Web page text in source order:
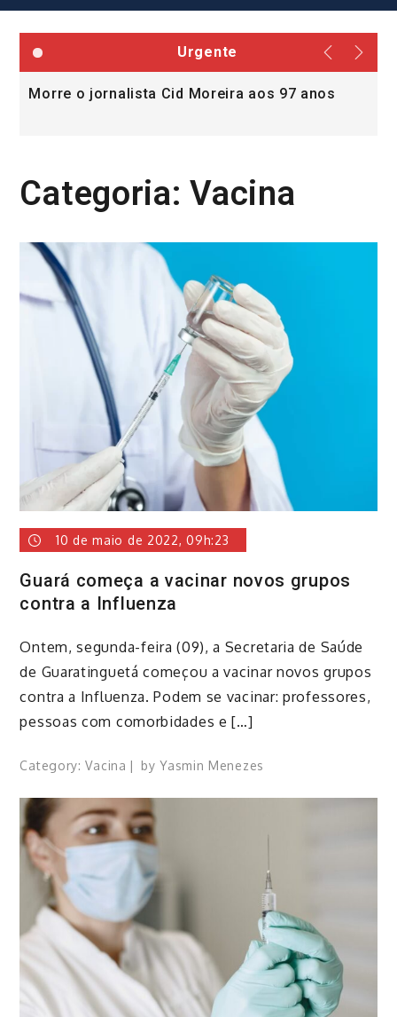
Urgente
Morre o jornalista Cid Moreira aos 97 anos
Categoria:Vacina
10 de maio de 2022, 09h:23
Guará começa a vacinar novos grupos
contra a Influenza
Ontem, segunda-feira (09), a Secretaria de Saúde
de Guaratinguetá começou a vacinar novos grupos
contra a Influenza. Podem se vacinar: professores,
pessoas com comorbidades e […]
Category:Vacina byYasmin Menezes